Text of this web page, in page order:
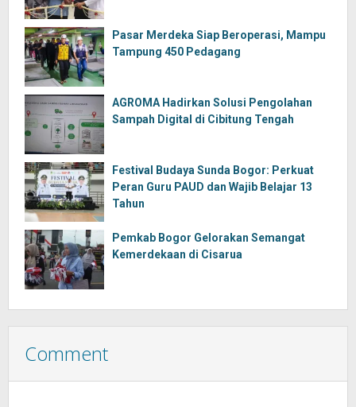
Pasar Merdeka Siap Beroperasi, Mampu
Tampung 450 Pedagang
AGROMA Hadirkan Solusi Pengolahan
Sampah Digital di Cibitung Tengah
Festival Budaya Sunda Bogor: Perkuat
Peran Guru PAUD dan Wajib Belajar 13
Tahun
Pemkab Bogor Gelorakan Semangat
Kemerdekaan di Cisarua
Comment